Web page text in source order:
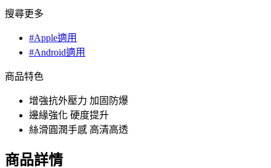
搜尋更多
#Apple適用
#Android適用
商品特色
增強抗外壓力 加固防爆
邊緣強化 硬度提升
絲滑圓潤手感 高清高透
商品詳情